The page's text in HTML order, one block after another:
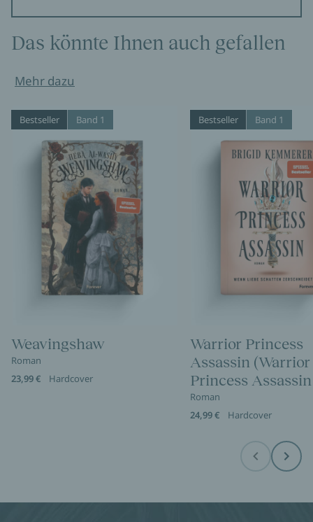
Das könnte Ihnen auch gefallen
Mehr dazu
Bestseller Band 1
Weavingshaw
Roman
23,99 €
Hardcover
Bestseller Band 1
Warrior Princess
Assassin (Warrior
Princess Assassin
Roman
24,99 €
Hardcover
Before Next